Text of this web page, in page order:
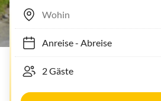
Anreise- Abreise